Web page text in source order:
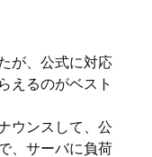
が、公式に対応
えるのがベスト
ウンスして、公
、サーバに負荷